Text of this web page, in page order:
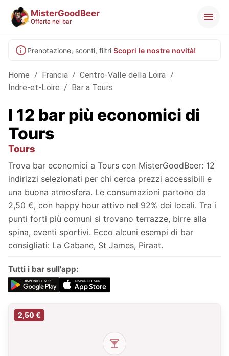
MisterGoodBeer
Offerte nei bar
Prenotazione, sconti, filtri Scopri le nostre novità!
Home / Francia / Centro-Valle della Loira /
Indre-et-Loire / Bar a Tours
I 12 bar più economici di
Tours
Tours
Trova bar economici a Tours con MisterGoodBeer: 12
indirizzi selezionati per chi cerca prezzi accessibili e
una buona atmosfera. Le consumazioni partono da
2,50 €, con happy hour attivo nel 92% dei locali. Tra i
punti forti più comuni si trovano terrazze, birre alla
spina, eventi sportivi. Ecco alcuni esempi di bar
consigliati: La Cabane, St James, Piraat.
Tutti i bar sull'app:
2,50 €